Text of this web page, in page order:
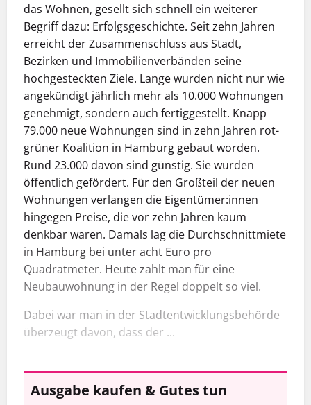
das Wohnen, gesellt sich schnell ein weiterer
Begriff dazu: Erfolgsgeschichte. Seit zehn Jahren
erreicht der Zusammenschluss aus Stadt,
Bezirken und Immobilienverbänden seine
hochgesteckten Ziele. Lange wurden nicht nur wie
angekündigt jährlich mehr als 10.000 Wohnungen
genehmigt, sondern auch fertiggestellt. Knapp
79.000 neue Wohnungen sind in zehn Jahren rot-
grüner Koalition in Hamburg gebaut worden.
Rund 23.000 davon sind günstig. Sie wurden
öffentlich gefördert. Für den Großteil der neuen
Wohnungen verlangen die Eigentümer:innen
hingegen Preise, die vor zehn Jahren kaum
denkbar waren. Damals lag die Durchschnittmiete
in Hamburg bei unter acht Euro pro
Quadratmeter. Heute zahlt man für eine
Neubauwohnung in der Regel doppelt so viel.
Dabei war man in der Stadtentwicklungsbehörde
überzeugt davon, dass der ...
Ausgabe kaufen & Gutes tun